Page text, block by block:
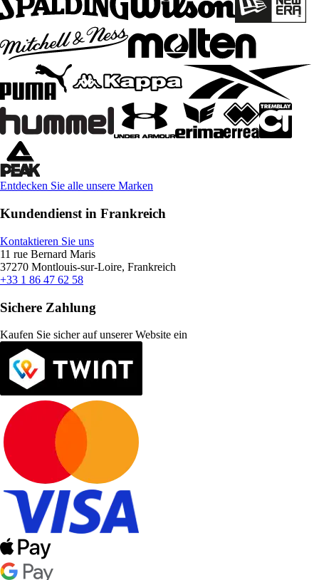
Entdecken Sie alle unsere Marken
Kundendienst in Frankreich
Kontaktieren Sie uns
11 rue Bernard Maris
37270 Montlouis-sur-Loire, Frankreich
+33 1 86 47 62 58
Sichere Zahlung
Kaufen Sie sicher auf unserer Website ein